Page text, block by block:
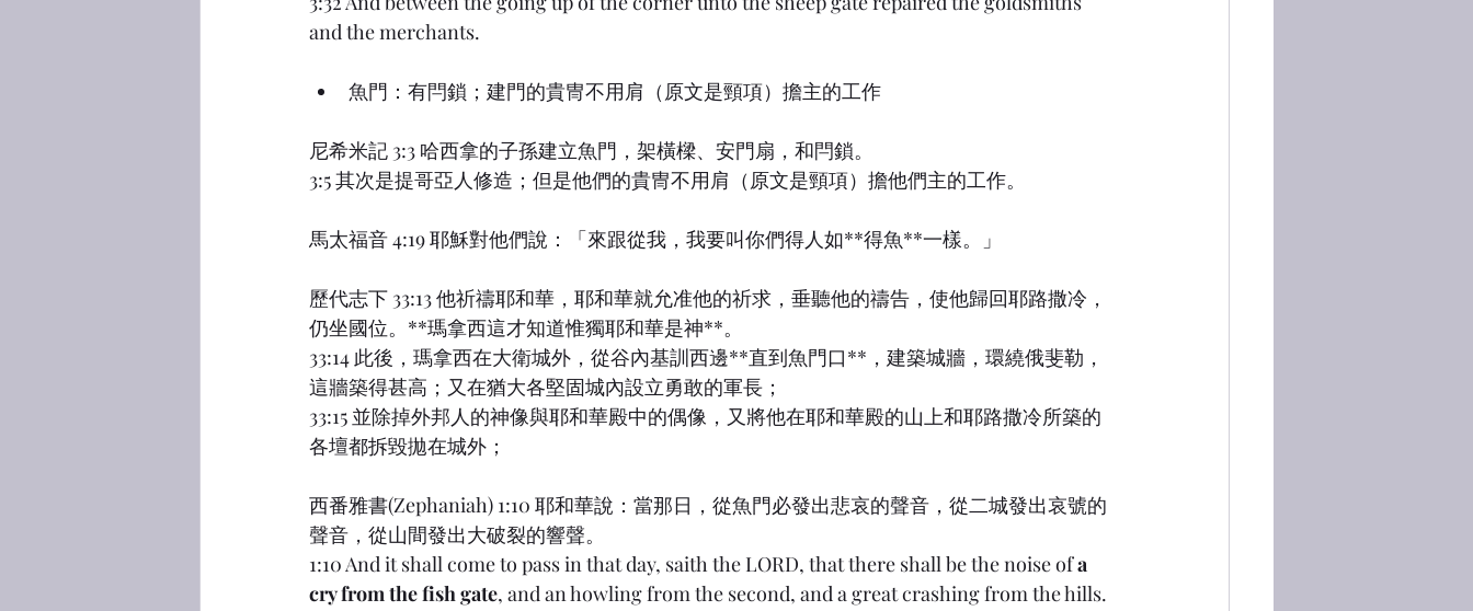
and the merchants.
魚門：有閂鎖；建門的貴冑不用肩（原文是頸項）擔主的工作
尼希米記 3:3 哈西拿的子孫建立魚門，架橫樑、安門扇，和閂鎖。
3:5 其次是提哥亞人修造；但是他們的貴冑不用肩（原文是頸項）擔他們主的工作。
馬太福音 4:19 耶穌對他們說：「來跟從我，我要叫你們得人如**得魚**一樣。」
歷代志下 33:13 他祈禱耶和華，耶和華就允准他的祈求，垂聽他的禱告，使他歸回耶路撒冷，
仍坐國位。**瑪拿西這才知道惟獨耶和華是神**。
33:14 此後，瑪拿西在大衛城外，從谷內基訓西邊**直到魚門口**，建築城牆，環繞俄斐勒，
這牆築得甚高；又在猶大各堅固城內設立勇敢的軍長；
33:15 並除掉外邦人的神像與耶和華殿中的偶像，又將他在耶和華殿的山上和耶路撒冷所築的
各壇都拆毀拋在城外；
西番雅書(Zephaniah) 1:10 耶和華說：當那日，從魚門必發出悲哀的聲音，從二城發出哀號的
聲音，從山間發出大破裂的響聲。
1:10 And it shall come to pass in that day, saith the LORD, that there shall be the noise of a
cry from the fish gate, and an howling from the second, and a great crashing from the hills.